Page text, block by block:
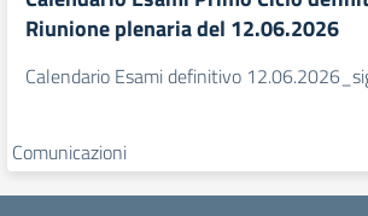
Riunione plenaria del 12.06.2026
Calendario Esami definitivo
Comunicazioni